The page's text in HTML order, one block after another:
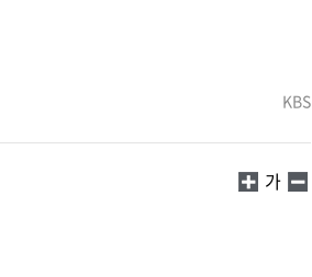
KBS
가